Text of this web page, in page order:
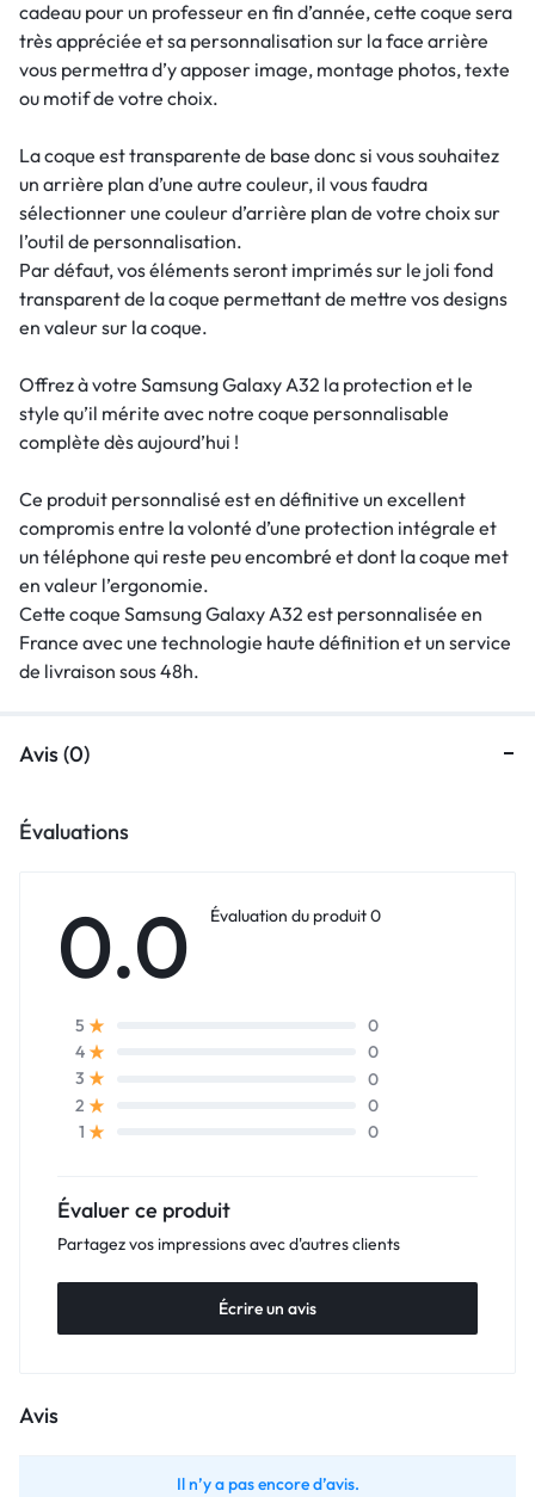
cadeau pour un professeur en fin d’année, cette coque sera
très appréciée et sa personnalisation sur la face arrière
vous permettra d’y apposer image, montage photos, texte
ou motif de votre choix.
La coque est transparente de base donc si vous souhaitez
un arrière plan d’une autre couleur, il vous faudra
sélectionner une couleur d’arrière plan de votre choix sur
l’outil de personnalisation.
Par défaut, vos éléments seront imprimés sur le joli fond
transparent de la coque permettant de mettre vos designs
en valeur sur la coque.
Offrez à votre Samsung Galaxy A32 la protection et le
style qu’il mérite avec notre coque personnalisable
complète dès aujourd’hui !
Ce produit personnalisé est en définitive un excellent
compromis entre la volonté d’une protection intégrale et
un téléphone qui reste peu encombré et dont la coque met
en valeur l’ergonomie.
Cette coque Samsung Galaxy A32 est personnalisée en
France avec une technologie haute définition et un service
de livraison sous 48h.
Avis (0)
Évaluations
0.0 Évaluation du produit 0
5
0
4
0
3
0
2
0
1
0
Évaluer ce produit
Partagez vos impressions avec d'autres clients
Écrire un avis
Avis
Il n’y a pas encore d’avis.